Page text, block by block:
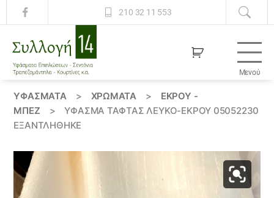
210 32 11 553
14
Μενού
ΥΦΆΣΜΑΤΑ > ΧΡΏΜΑΤΑ >
ΕΚΡΟΥ -
ΜΠΕΖ
>
ΎΦΑΣΜΑ ΤΑΦΤΆΣ ΛΕΥΚΌ-ΕΚΡΟΎ 05052230
ΕΞΑΝΤΛΗΘΗΚΕ